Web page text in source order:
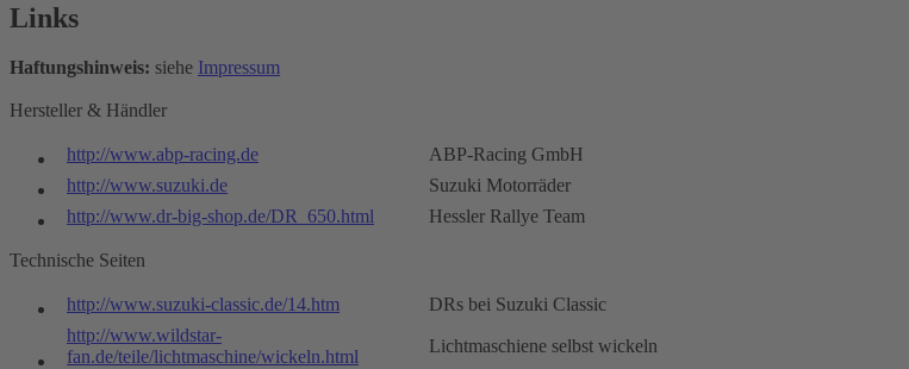
Links
Haftungshinweis: siehe Impressum
Hersteller & Händler
http://www.abp-racing.de
ABP-Racing GmbH
http://www.suzuki.de
Suzuki Motorräder
http://www.dr-big-shop.de/DR_650.html
Hessler Rallye Team
Technische Seiten
http://www.suzuki-classic.de/14.htm
DRs bei Suzuki Classic
http://www.wildstar-
fan.de/teile/lichtmaschine/wickeln.html
Lichtmaschiene selbst wickeln